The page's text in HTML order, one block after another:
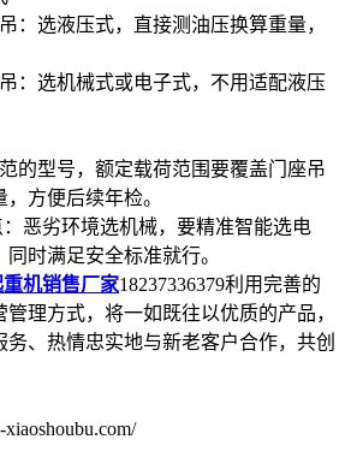
：选液压式，直接测油压换算重量，
：选机械式或电子式，不用适配液压
的型号，额定载荷范围要覆盖门座吊
方便后续年检。
恶劣环境选机械，要精准智能选电
时满足安全标准就行。
机销售厂家18237336379利用完善的
理方式，将一如既往以优质的产品，
、热情忠实地与新老客户合作，共创